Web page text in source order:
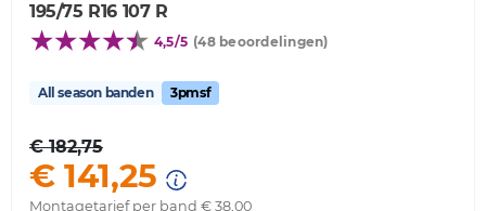
195/75 R16 107 R
4,5/5 (48 beoordelingen)
All season banden 3pmsf
€ 182,75
€ 141,25
Montagetarief per band € 38,00